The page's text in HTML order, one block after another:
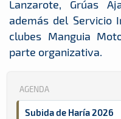
Lanzarote, Grúas
además del Servicio
clubes Manguia
parte organizativa.
AGENDA
Subida de Haría 2026